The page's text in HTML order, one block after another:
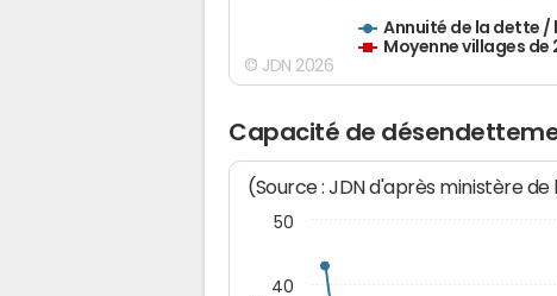
Annuité de la dette
Moyenne villages de
© JDN 2026
Capacité de
(Source : JDN d'après ministère de
40
50